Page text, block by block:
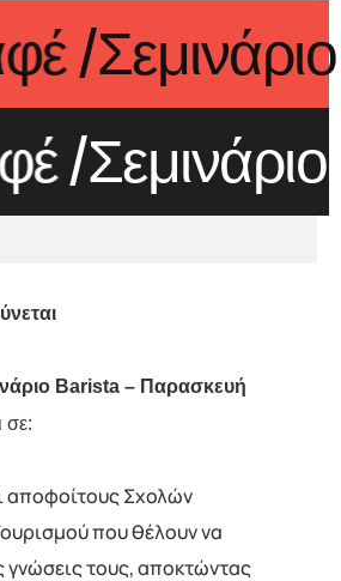
/
/
Barista – Παρασκευή
σε:
αποφοίτους Σχολών
που θέλουν να
γνώσεις τους, αποκτώντας